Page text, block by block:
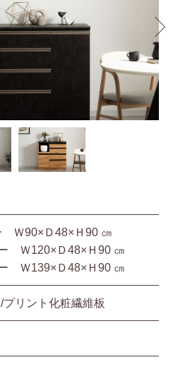
Ｗ90×Ｄ48×Ｈ90 ㎝
Ｗ120×Ｄ48×Ｈ90 ㎝
Ｗ139×Ｄ48×Ｈ90 ㎝
プリント化粧繊維板